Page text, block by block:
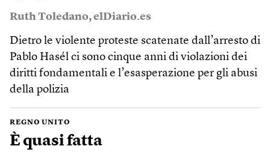
Ruth Toledano,elDiario.es
Dietro le violente proteste scatenate dall’arresto di
Pablo Hasél ci sono cinque anni di violazioni dei
diritti fondamentali e l’esasperazione per gli abusi
della polizia
REGNO UNITO
È quasi fatta